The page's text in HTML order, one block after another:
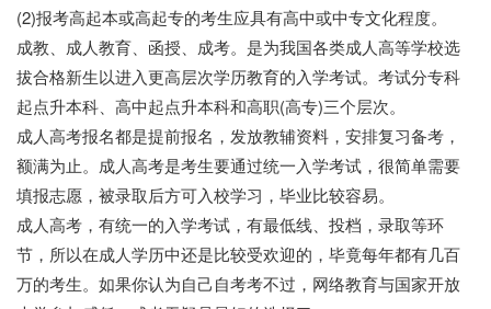
(2)报考高起本或高起专的考生应具有高中或中专文化程度。
成教、成人教育、函授、成考。是为我国各类成人高等学校选
拔合格新生以进入更高层次学历教育的入学考试。考试分专科
起点升本科、高中起点升本科和高职(高专)三个层次。
成人高考报名都是提前报名，发放教辅资料，安排复习备考，
额满为止。成人高考是考生要通过统一入学考试，很简单需要
填报志愿，被录取后方可入校学习，毕业比较容易。
成人高考，有统一的入学考试，有最低线、投档，录取等环
节，所以在成人学历中还是比较受欢迎的，毕竟每年都有几百
万的考生。如果你认为自己自考考不过，网络教育与国家开放